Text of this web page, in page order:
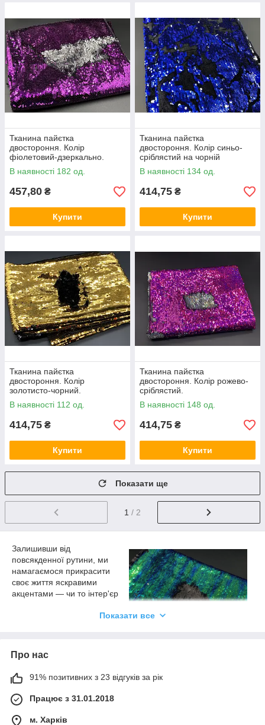
Тканина пайєтка
двостороння. Колір
фіолетовий-дзеркально.
В наявності 182 од.
457,80 ₴
Купити
Тканина пайєтка
двостороння. Колір синьо-
сріблястий на чорній
оксамитовій основі.
В наявності 134 од.
414,75 ₴
Купити
Тканина пайєтка
двостороння. Колір
золотисто-чорний.
В наявності 112 од.
414,75 ₴
Купити
Тканина пайєтка
двостороння. Колір рожево-
сріблястий.
В наявності 148 од.
414,75 ₴
Купити
Показати ще
1 / 2
Залишивши від
повсякденної рутини, ми
намагаємося прикрасити
своє життя яскравими
акцентами — чи то інтер'єр
прикраса. Погодьтеся,
щойно у вашому оточенні
з'являється блискуча,
яскрава деталь — вона відразу ж приковує до себе увагу,
можливо ненадовго, але в деяких випадках досить просто
виділитися з натовпу. Двосторонні паєтки, тканини розкішної
текстури в асортименті представлені в нашому інтернет-
Показати все
Про нас
91% позитивних з 23 відгуків за рік
Працює з 31.01.2018
м. Харків